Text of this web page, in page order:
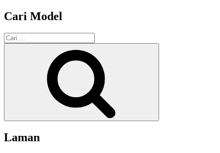
Cari Model
Pencarian
untuk:
Laman